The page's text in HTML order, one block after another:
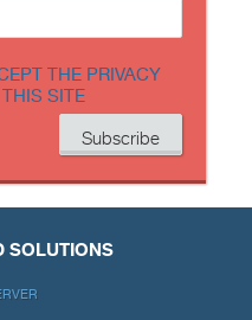
THE PRIVACY
SITE
SOLUTIONS